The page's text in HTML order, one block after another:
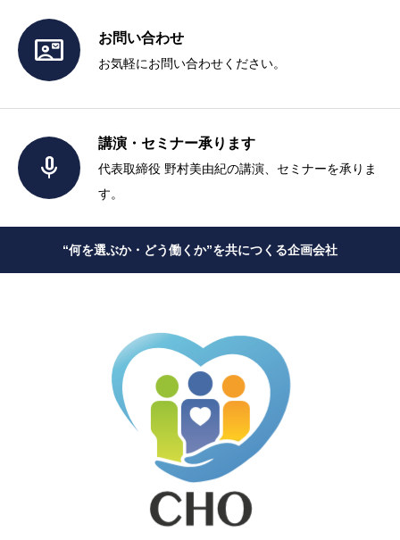
 お問い合わせ
お気軽にお問い合わせください。

講演・セミナー承ります
代表取締役 野村美由紀の講演、セミナーを承りま
す。
“何を選ぶか・どう働くか”を共につくる企画会社